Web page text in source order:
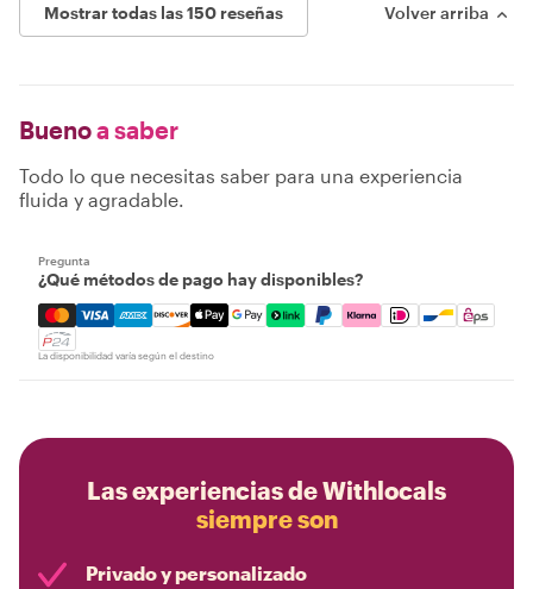
Mostrar todas las 150 reseñas Volver arriba
Buenoa saber
Todo lo que necesitas saber para una experiencia
fluida y agradable.
Pregunta
¿Qué métodos de pago hay disponibles?
Mastercard, Visa, Amex, Discover, Apple Pay, Google
La disponibilidad varía según el destino
Las experiencias de Withlocals
siempre son
Privado y personalizado